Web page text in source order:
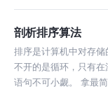
剖析排序算法
排序是计算机中对存
不开的是循环，只有
语句不可小觑。 拿最